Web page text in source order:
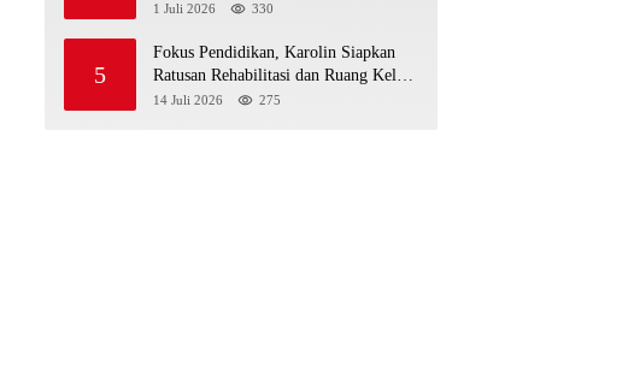
Sesuai Standar Medis
1 Juli 2026 330
5
Fokus Pendidikan, Karolin Siapkan
Ratusan Rehabilitasi dan Ruang Kelas
Baru di Landak
14 Juli 2026 275